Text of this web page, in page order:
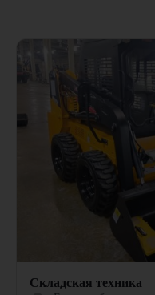
Складская техника